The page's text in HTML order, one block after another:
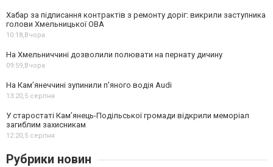
Хабар за підписання контрактів з ремонту доріг: викрили заступника
голови Хмельницької ОВА
10:18,Вчора
На Хмельниччині дозволили полювати на пернату дичину
09:59,Вчора
На Камʼянеччині зупинили п'яного водія Audi
13:20,5 серпня
У старостаті Кам’янець-Подільської громади відкрили меморіал
загиблим захисникам
12:20,5 серпня
Рубрики новин